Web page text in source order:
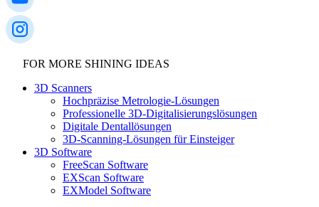
FOR MORE SHINING IDEAS
3D Scanners
Hochpräzise Metrologie-Lösungen
Professionelle 3D-Digitalisierungslösungen
Digitale Dentallösungen
3D-Scanning-Lösungen für Einsteiger
3D Software
FreeScan Software
EXScan Software
EXModel Software